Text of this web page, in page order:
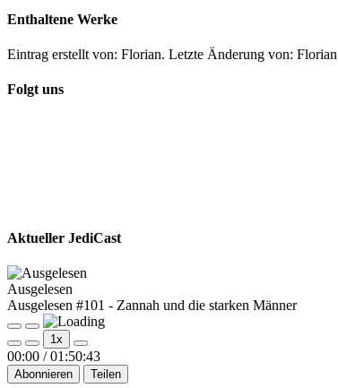
Enthaltene Werke
Eintrag erstellt von: Florian. Letzte Änderung von:
Folgt uns
Aktueller JediCast
Ausgelesen
Ausgelesen #101 - Zannah und die starken Männer
Play
Episode
Pause
Episode
1x
00:00 / 01:50:43
Abonnieren Teilen